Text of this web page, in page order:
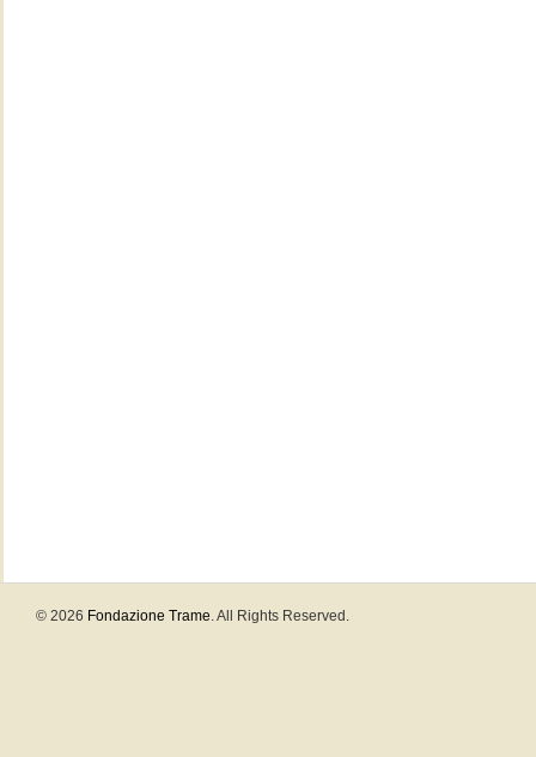
© 2026 Fondazione Trame. All Rights Reserved.